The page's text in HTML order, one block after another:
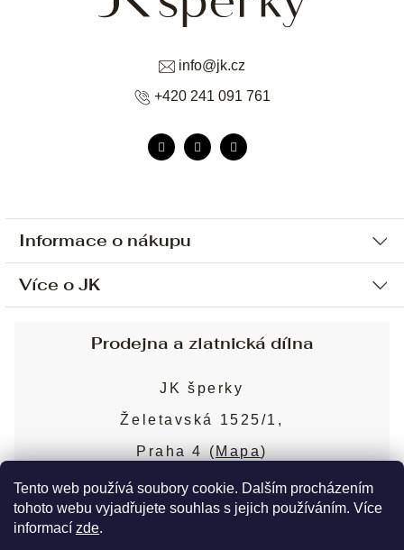
Tento web používá soubory cookie. Dalším procházením
tohoto webu vyjadřujete souhlas s jejich používáním. Více
informací zde.
Informace o nákupu
Ochrana osobních údajů
Sjednání osobní schůzky
Obchodní podmínky
Puncovní značky
Více o JK
Blog
Nejčastější dotazy
info@jk.cz
+420 241 091 761
Prodejna a zlatnická dílna
JK šperky
Želetavská 1525/1,
Praha 4 ( Mapa)
Více o prodejně